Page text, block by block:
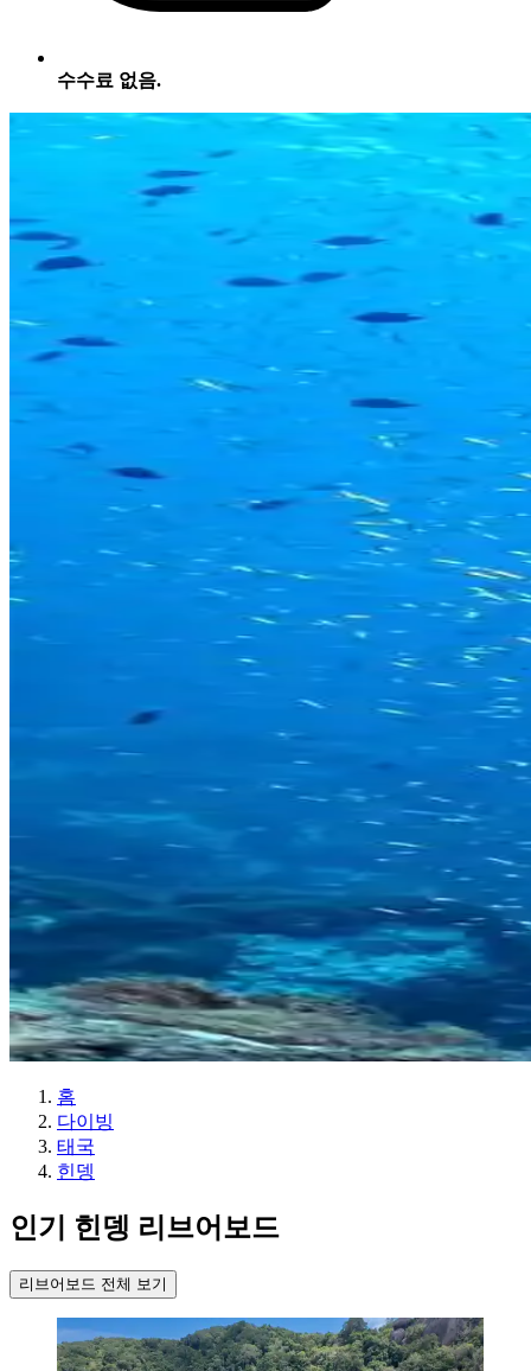
수수료 없음.
홈
다이빙
태국
힌뎅
인기 힌뎅 리브어보드
리브어보드 전체 보기